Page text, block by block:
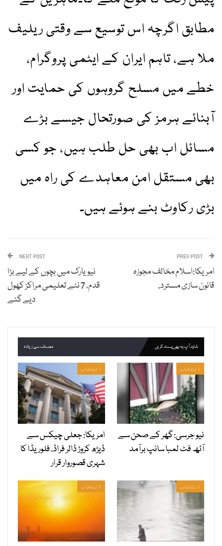
مطابق اگرچہ اس توسیع سے وقتی ریلیف
ملا ہے، تاہم ایران کے ایٹمی پروگرام،
خطے میں مسلح گروہوں کی حمایت اور
آبنائے ہرمز کی صورتحال جیسے بڑے
مسائل اب بھی حل طلب ہیں، جو کسی
بھی مستقل امن معاہدے کی راہ میں
بڑی رکاوٹ بنے ہوئے ہیں۔
امریکا:اسلام مخالف مجوزہ
قانون سازی مسترد,
NEXT POST
نیویارک میں بچوں کے لیے بڑا
قدم، 7 نئے تعلیمی مراکز کھول
دیے گئے
شاید آپ یہ بھی پسند کریں مصنف سے زیادہ
انتخاب
نیو جرسی: گھر کے صحن سے
آٹھ فٹ لمبا سانپ برآمد
انتخاب
امریکا: جعلی چیکس سے
ڈیڑھ کروڑ ڈالر فراڈ، فلوریڈا کا
شہری قصوروار قرار
انتخاب انتخاب